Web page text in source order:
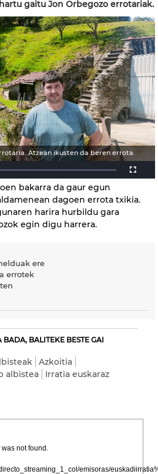
gaitu Jon Orbegozo errotariak.
Atzean ikusten da beren errota.
bakarra da gaur egun
dagoen errota txikia.
harira hurbildu gara
egin digu harrera.
ere
errotek
BADA, BALITEKE BESTE GAI
Azkoitia
albistea
Irratia euskaraz
not found.
emisoras/